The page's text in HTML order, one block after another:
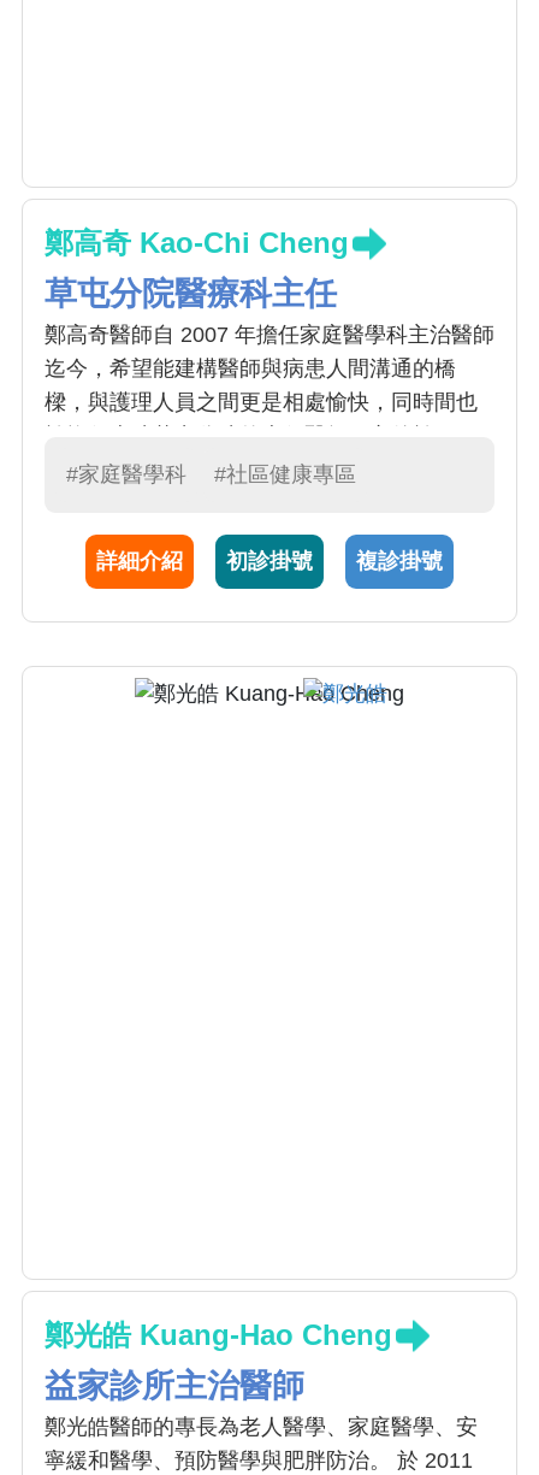
鄭高奇 Kao-Chi Cheng
草屯分院醫療科主任
鄭高奇醫師自 2007 年擔任家庭醫學科主治醫師
迄今，希望能建構醫師與病患人間溝通的橋
樑，與護理人員之間更是相處愉快，同時間也
年榮升草屯分院的醫療科主任, 對病人細心及有
可多得的好醫師。2010 年於本校醫務管理研究
所進修畢業後。更致力於預防醫學，安寧緩和
活。
#家庭醫學科 #社區健康專區
詳細介紹 初診掛號 複診掛號
鄭光皓 Kuang-Hao Cheng
益家診所主治醫師
鄭光皓醫師的專長為老人醫學、家庭醫學、安
寧緩和醫學、預防醫學與肥胖防治。 於 2011